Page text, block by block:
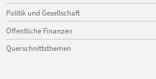
Politik und Gesellschaft
Öffentliche Finanzen
Querschnittsthemen